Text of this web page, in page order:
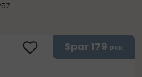
Spar 179 DKK